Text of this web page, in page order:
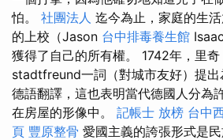
怕。 社團法人 迄今為止，家庭的生
的上校（Jason 台中排毒養生館
獲得了自己的所有權。 1742年，里
stadtfreund一詞（對城市友好）提出
德語翻譯，這也表明當代德國人分為
在房屋的形像中。 記帳士 放榜 台中
頁 豐原整骨 愛國主義的誇張形式是